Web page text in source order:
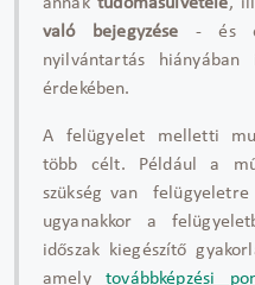
való bejegyzése - és
nyilvántartás hiányában
érdekében.
A felügyelet melletti
több célt. Például a
szükség van felügyeletre
ugyanakkor a
időszak kiegészítő
amelytovábbképzési